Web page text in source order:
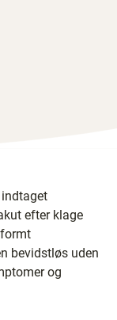
indtaget
efter klage
bevidstløs uden
og